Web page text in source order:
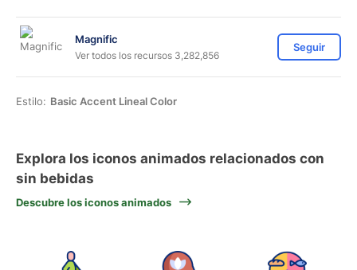
Magnific
Ver todos los recursos 3,282,856
Seguir
Estilo: Basic Accent Lineal Color
Explora los iconos animados relacionados con
sin bebidas
Descubre los iconos animados